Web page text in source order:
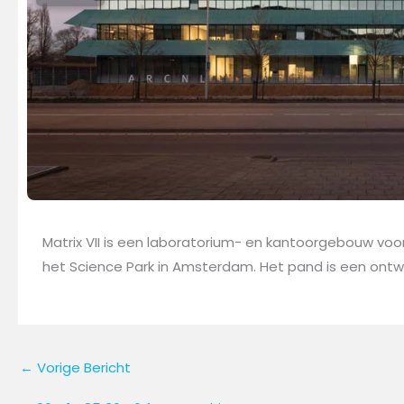
Matrix VII is een laboratorium- en kantoorgebouw
het Science Park in Amsterdam. Het pand is een
← Vorige Bericht